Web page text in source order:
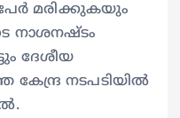
മരിക്കുകയും
നാശനഷ്ടം
ദേശീയ
കേന്ദ്ര നടപടിയിൽ